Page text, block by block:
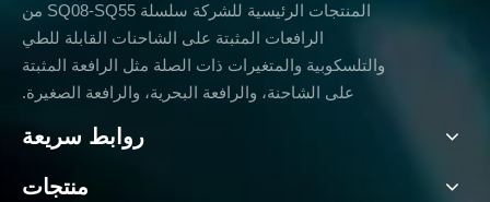
المنتجات الرئيسية للشركة سلسلة SQ08-SQ55 من
الرافعات المثبتة على الشاحنات القابلة للطي
والتلسكوبية والمتغيرات ذات الصلة مثل الرافعة المثبتة
على الشاحنة، والرافعة البحرية، والرافعة الصغيرة.
روابط سريعة
منتجات